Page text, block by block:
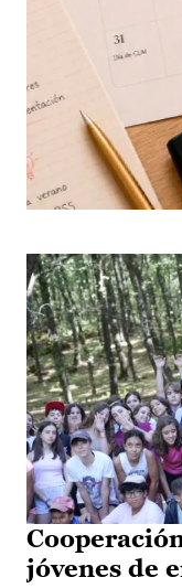
jóvenes de